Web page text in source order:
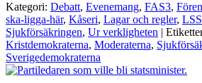
Kategori: Debatt, Evenemang, FAS3,
ska-ligga-här, Kåseri, Lagar och regler, LSS
Sjukförsäkringen, Ur verkligheten |
Kristdemokraterna, Moderaterna,
Sverigedemokraterna